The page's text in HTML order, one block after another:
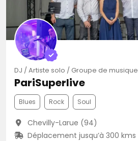
DJ / Artiste solo / Groupe de musique
PariSuperlive
Blues Rock Soul
Chevilly-Larue (94)
Déplacement jusqu’à 300 kms